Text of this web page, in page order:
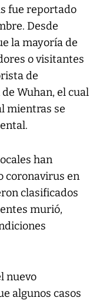
fue reportado
Desde
la mayoría de
o visitantes
de
Wuhan, el cual
mientras se
han
coronavirus en
clasificados
murió,
nuevo
algunos casos